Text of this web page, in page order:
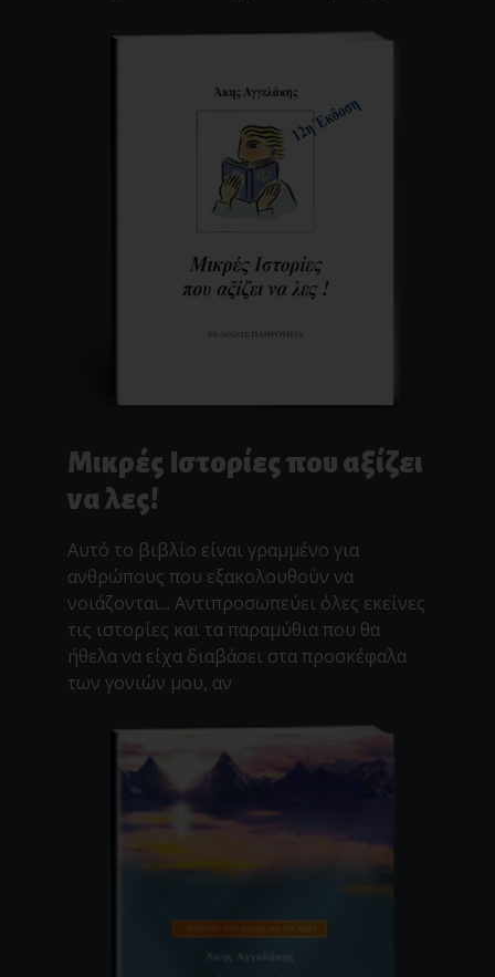
Μικρές Ιστορίες που αξίζει
να λες!
Αυτό το βιβλίο είναι γραμμένο για
ανθρώπους που εξακολουθούν να
νοιάζονται... Αντιπροσωπεύει όλες εκείνες
τις ιστορίες και τα παραμύθια που θα
ήθελα να είχα διαβάσει στα προσκέφαλα
των γονιών μου, αν